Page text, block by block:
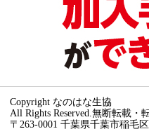
Copyright なのはな生協
All Rights Reserved.無断転載・
〒263-0001 千葉県千葉市稲毛